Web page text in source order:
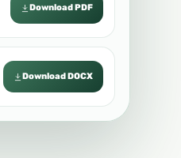
Download PDF
Download DOCX